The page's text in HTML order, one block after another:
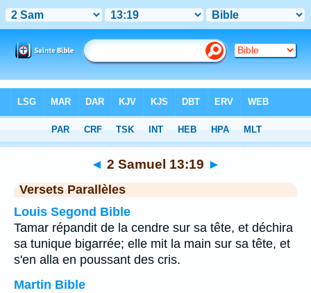
Chapitre 13 > Verset 19
◄ 2 Samuel 13:19 ►
Versets Parallèles
Louis Segond Bible
Tamar répandit de la cendre sur sa tête, et déchira
sa tunique bigarrée; elle mit la main sur sa tête, et
s'en alla en poussant des cris.
Martin Bible